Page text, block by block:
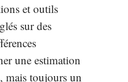
et outils
sur des
une estimation
mais toujours un